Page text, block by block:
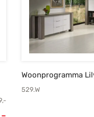
Woonprogramma
529.W